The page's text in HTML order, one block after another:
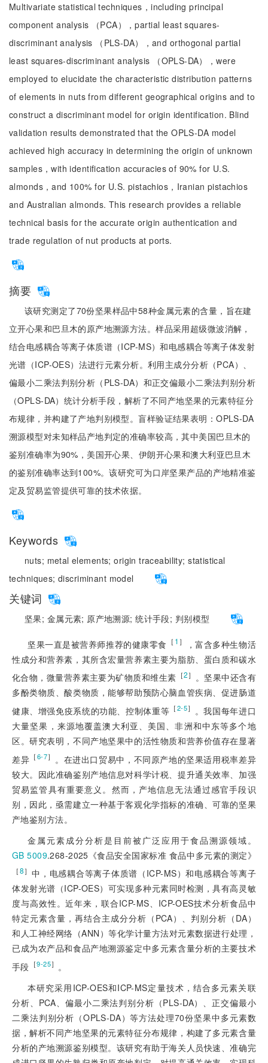
Multivariate statistical techniques，including principal
component analysis （PCA），partial least squares-
discriminant analysis （PLS-DA），and orthogonal partial
least squares-discriminant analysis （OPLS-DA），were
employed to elucidate the characteristic distribution patterns
of elements in nuts from different geographical origins and to
construct a discriminant model for origin identification. Blind
validation results demonstrated that the OPLS-DA model
achieved high accuracy in determining the origin of unknown
samples，with identification accuracies of 90% for U.S.
almonds，and 100% for U.S. pistachios，Iranian pistachios
and Australian almonds. This research provides a reliable
technical basis for the accurate origin authentication and
trade regulation of nut products at ports.
摘要
该研究测定了70份坚果样品中58种金属元素的含量，旨在建
立开心果和巴旦木的原产地溯源方法。样品采用超级微波消解，
结合电感耦合等离子体质谱（ICP-MS）和电感耦合等离子体发射
光谱（ICP-OES）法进行元素分析。利用主成分分析（PCA）、
偏最小二乘法判别分析（PLS-DA）和正交偏最小二乘法判别分析
（OPLS-DA）统计分析手段，解析了不同产地坚果的元素特征分
布规律，并构建了产地判别模型。盲样验证结果表明：OPLS-DA
溯源模型对未知样品产地判定的准确率较高，其中美国巴旦木的
鉴别准确率为90%，美国开心果、伊朗开心果和澳大利亚巴旦木
的鉴别准确率达到100%。该研究可为口岸坚果产品的产地精准鉴
定及贸易监管提供可靠的技术依据。
Keywords
nuts; metal elements;origin traceability;statistical
techniques;discriminant model
关键词
坚果; 金属元素; 原产地溯源;统计手段; 判别模型
坚果一直是被营养师推荐的健康零食 ［ 1 ］
，富含多种生物活
性成分和营养素，其所含宏量营养素主要为脂肪、蛋白质和碳水
化合物，微量营养素主要为矿物质和维生素 ［2］ 。坚果中还含有
多酚类物质、酸类物质，能够帮助预防心脑血管疾病、促进肠道
健康、增强免疫系统的功能、控制体重等 ［2-5］
。我国每年进口
大量坚果，来源地覆盖澳大利亚、美国、非洲和中东等多个地
区。研究表明，不同产地坚果中的活性物质和营养价值存在显著
差异 ［6-7］
。在进出口贸易中，不同原产地的坚果适用税率差异
较大。因此准确鉴别产地信息对科学计税、提升通关效率、加强
贸易监管具有重要意义。然而，产地信息无法通过感官手段识
别，因此，亟需建立一种基于客观化学指标的准确、可靠的坚果
产地鉴别方法。
金属元素成分分析是目前被广泛应用于食品溯源领域。
GB 5009.268-2025《食品安全国家标准 食品中多元素的测定》
［8］中，电感耦合等离子体质谱（ICP-MS）和电感耦合等离子
体发射光谱（ICP-OES）可实现多种元素同时检测，具有高灵敏
度与高效性。近年来，联合ICP-MS、ICP-OES技术分析食品中
特定元素含量，再结合主成分分析（PCA）、判别分析（DA）
和人工神经网络（ANN）等化学计量方法对元素数据进行处理，
已成为农产品和食品产地溯源鉴定中多元素含量分析的主要技术
手段 ［9-25］ 。
本研究采用ICP-OES和ICP-MS定量技术，结合多元素关联
分析、PCA、偏最小二乘法判别分析（PLS-DA）、正交偏最小
二乘法判别分析（OPLS-DA）等方法处理70份坚果中多元素数
据，解析不同产地坚果的元素特征分布规律，构建了多元素含量
分析的产地溯源鉴别模型。该研究有助于海关人员快速、准确完